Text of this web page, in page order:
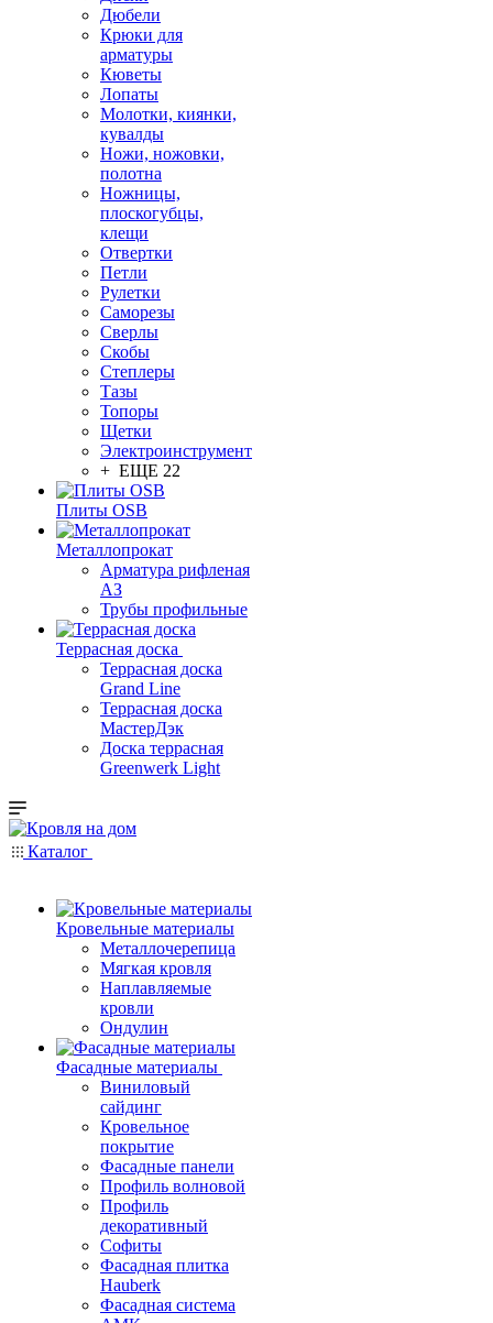
Дюбели
Крюки для
арматуры
Кюветы
Лопаты
Молотки, киянки,
кувалды
Ножи, ножовки,
полотна
Ножницы,
плоскогубцы,
клещи
Отвертки
Петли
Рулетки
Саморезы
Сверлы
Скобы
Степлеры
Тазы
Топоры
Щетки
Электроинструмент
+ ЕЩЕ 22
Плиты OSB
Металлопрокат
Арматура рифленая
АЗ
Трубы профильные
Террасная доска
Террасная доска
Grand Line
Террасная доска
МастерДэк
Доска террасная
Greenwerk Light
Каталог
Кровельные материалы
Металлочерепица
Мягкая кровля
Наплавляемые
кровли
Ондулин
Фасадные материалы
Виниловый
сайдинг
Кровельное
покрытие
Фасадные панели
Профиль волновой
Профиль
декоративный
Софиты
Фасадная плитка
Hauberk
Фасадная система